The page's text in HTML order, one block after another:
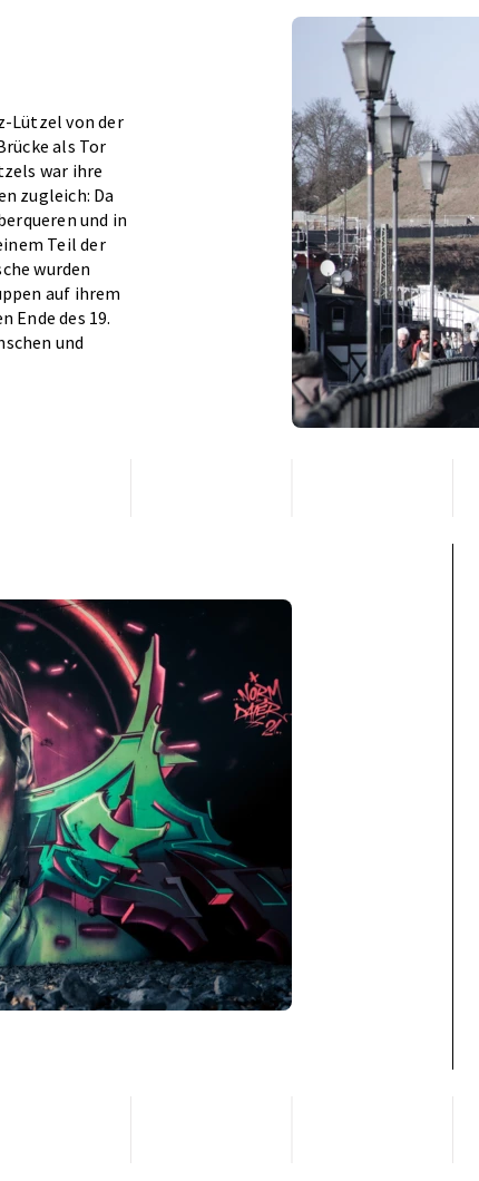
Lützel von der
als Tor
war ihre
zugleich: Da
und in
Teil der
wurden
auf ihrem
Ende des 19.
und